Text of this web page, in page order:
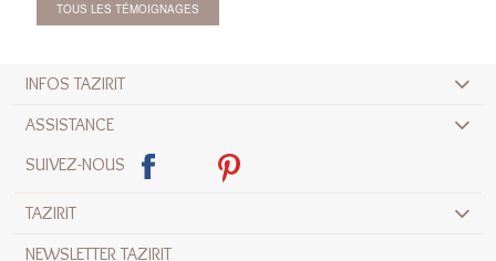
TOUS LES TÉMOIGNAGES
INFOS TAZIRIT
ASSISTANCE
SUIVEZ-NOUS
TAZIRIT
NEWSLETTER TAZIRIT